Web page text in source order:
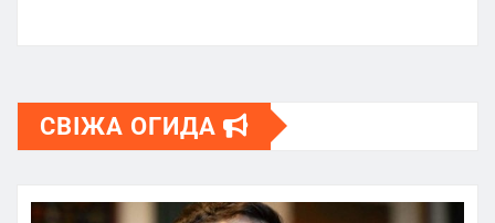
СВІЖА ОГИДА